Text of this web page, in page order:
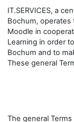
IT.SERVICES, a
Bochum, operates
Moodle in
Learning in order
Bochum and to
These general
The general